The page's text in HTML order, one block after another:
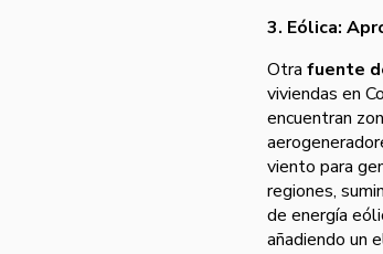
3. Eólica:
Otra fuente
viviendas en
encuentran
viento para
regiones,
de energía
añadiendo un